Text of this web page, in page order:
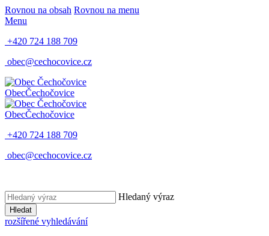
Rovnou na obsah Rovnou na menu
Menu
+420 724 188 709
obec@cechocovice.cz
ObecČechočovice
ObecČechočovice
+420 724 188 709
obec@cechocovice.cz
Hledaný výraz
Hledat
rozšířené vyhledávání